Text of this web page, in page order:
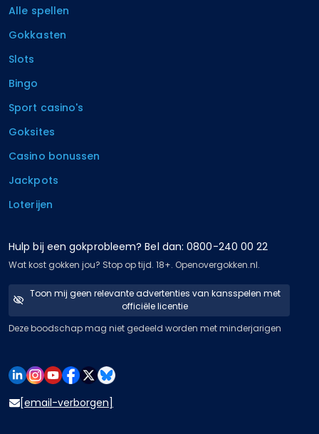
Alle spellen
Gokkasten
Slots
Bingo
Sport casino's
Goksites
Casino bonussen
Jackpots
Loterijen
Hulp bij een gokprobleem? Bel dan: 0800-240 00 22
Wat kost gokken jou? Stop op tijd. 18+. Openovergokken.nl.
Toon mij geen relevante advertenties van kansspelen met
officiële licentie
Deze boodschap mag niet gedeeld worden met minderjarigen
[email-verborgen]